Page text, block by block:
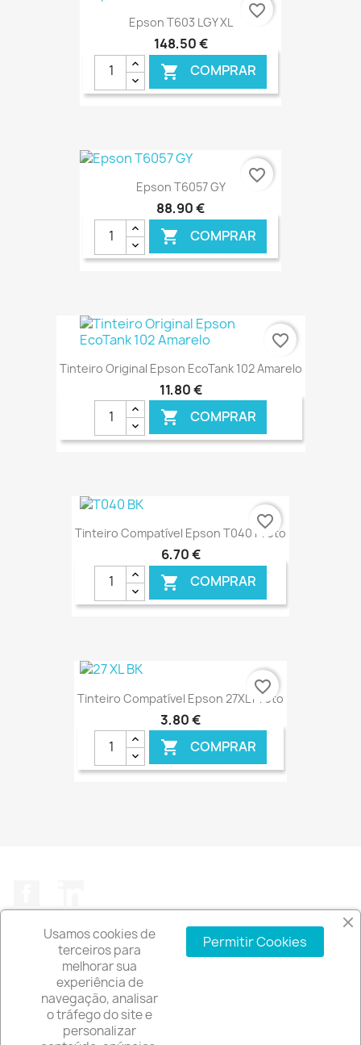
Epson T603 LGY XL
148,50 €
 COMPRAR
€ ONLINE
favorite_border
Epson T6057 GY
88,90 €
 COMPRAR
€ ONLINE
favorite_border
Tinteiro Original Epson EcoTank 102 Amarelo
11,80 €
 COMPRAR
favorite_border
Tinteiro Compatível Epson T040 Preto
6,70 €
 COMPRAR
€ ONLINE
favorite_border
Tinteiro Compatível Epson 27XL Preto
3,80 €
 COMPRAR
favorite_border
A EMPRESA
INFORMAÇÃO DA LOJA
Usamos cookies de
terceiros para
melhorar sua
experiência de
navegação, analisar
o tráfego do site e
personalizar
Permitir Cookies